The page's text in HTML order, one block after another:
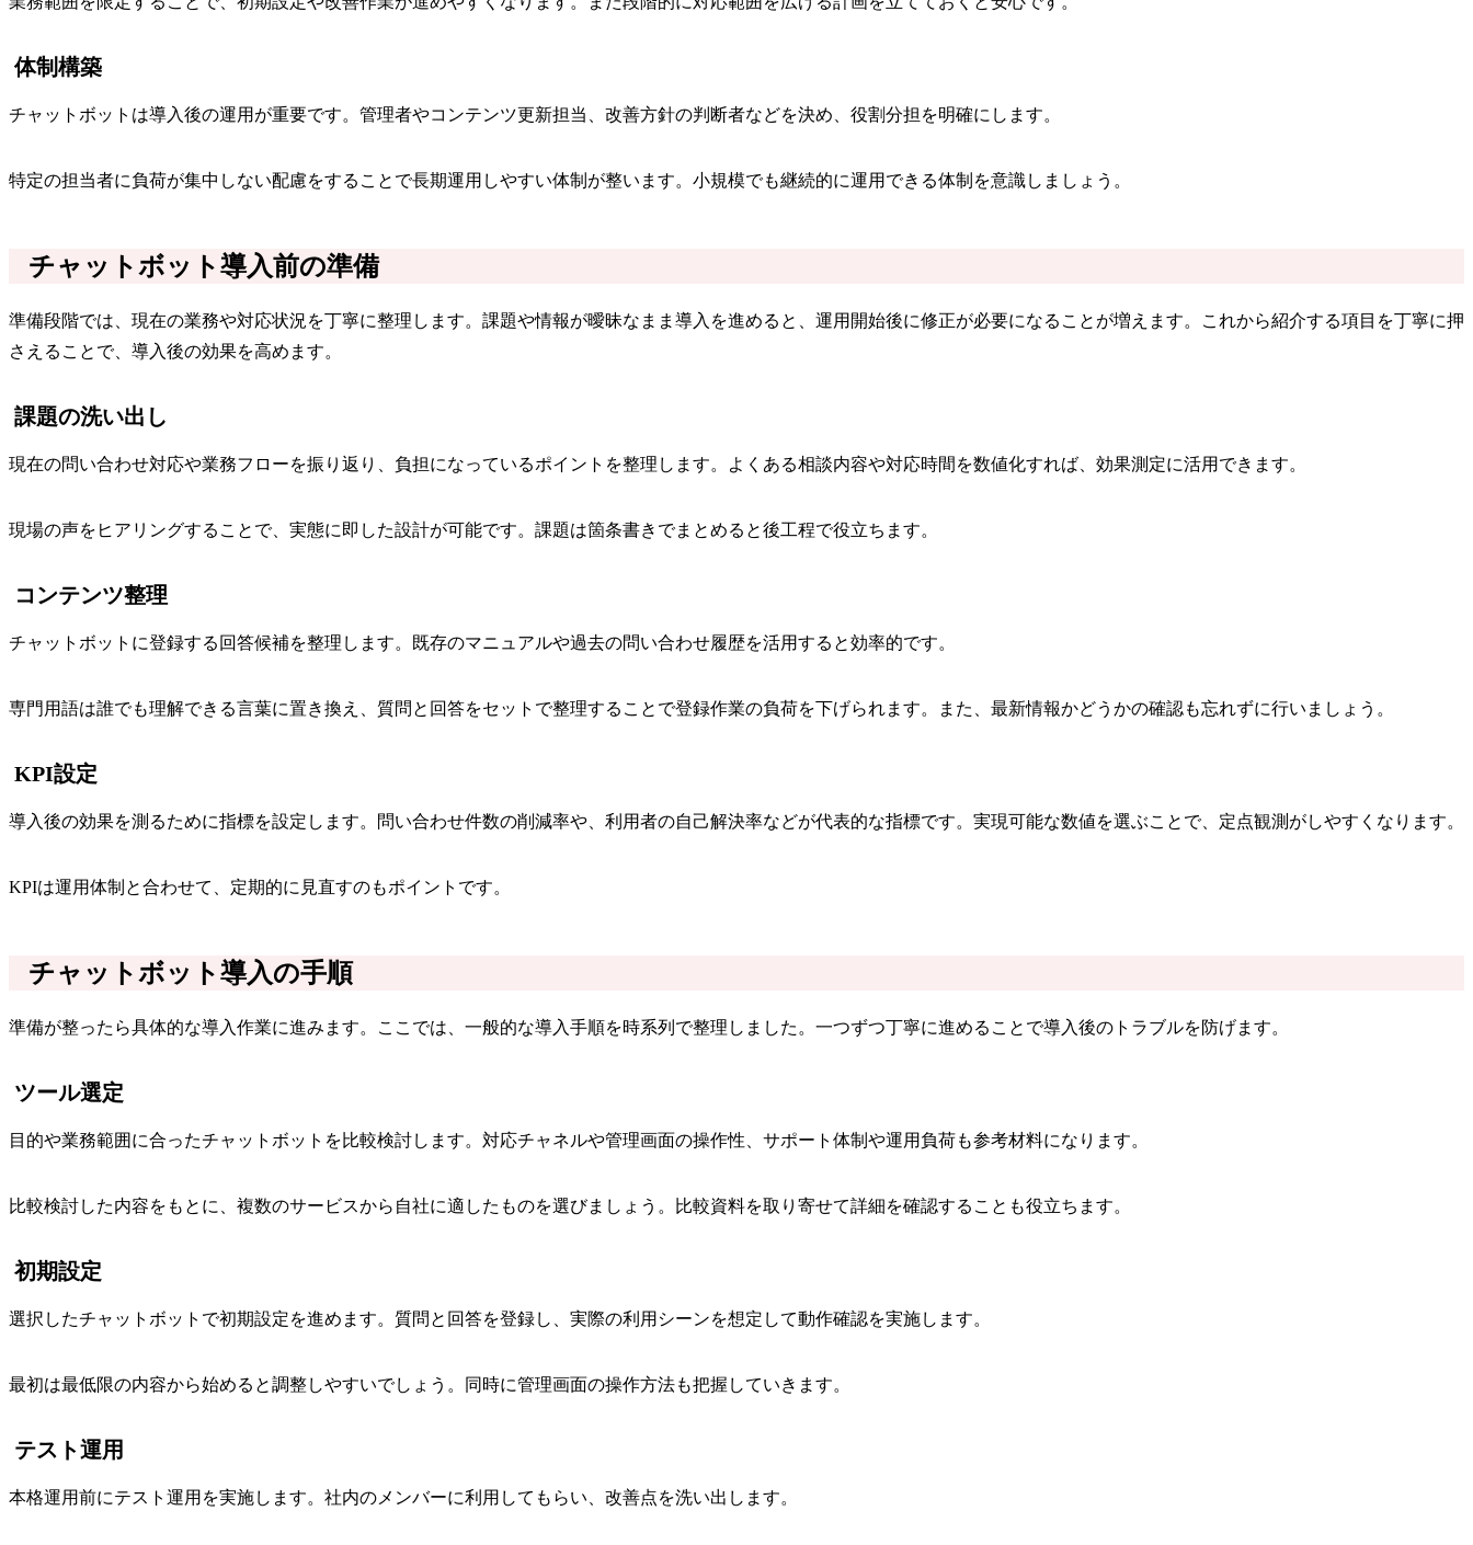
体制構築
チャットボットは導入後の運用が重要です。管理者やコンテンツ更新担当、改善方針の判断者などを決め、役割分担を明確にします。
特定の担当者に負荷が集中しない配慮をすることで長期運用しやすい体制が整います。小規模でも継続的に運用できる体制を意識しましょう。
チャットボット導入前の準備
準備段階では、現在の業務や対応状況を丁寧に整理します。課題や情報が曖昧なまま導入を進めると、運用開始後に修正が必要になることが増えます。これから紹介する項目を丁寧に押
さえることで、導入後の効果を高めます。
課題の洗い出し
現在の問い合わせ対応や業務フローを振り返り、負担になっているポイントを整理します。よくある相談内容や対応時間を数値化すれば、効果測定に活用できます。
現場の声をヒアリングすることで、実態に即した設計が可能です。課題は箇条書きでまとめると後工程で役立ちます。
コンテンツ整理
チャットボットに登録する回答候補を整理します。既存のマニュアルや過去の問い合わせ履歴を活用すると効率的です。
専門用語は誰でも理解できる言葉に置き換え、質問と回答をセットで整理することで登録作業の負荷を下げられます。また、最新情報かどうかの確認も忘れずに行いましょう。
KPI設定
導入後の効果を測るために指標を設定します。問い合わせ件数の削減率や、利用者の自己解決率などが代表的な指標です。実現可能な数値を選ぶことで、定点観測がしやすくなります。
KPIは運用体制と合わせて、定期的に見直すのもポイントです。
チャットボット導入の手順
準備が整ったら具体的な導入作業に進みます。ここでは、一般的な導入手順を時系列で整理しました。一つずつ丁寧に進めることで導入後のトラブルを防げます。
ツール選定
目的や業務範囲に合ったチャットボットを比較検討します。対応チャネルや管理画面の操作性、サポート体制や運用負荷も参考材料になります。
比較検討した内容をもとに、複数のサービスから自社に適したものを選びましょう。比較資料を取り寄せて詳細を確認することも役立ちます。
初期設定
選択したチャットボットで初期設定を進めます。質問と回答を登録し、実際の利用シーンを想定して動作確認を実施します。
最初は最低限の内容から始めると調整しやすいでしょう。同時に管理画面の操作方法も把握していきます。
テスト運用
本格運用前にテスト運用を実施します。社内のメンバーに利用してもらい、改善点を洗い出します。